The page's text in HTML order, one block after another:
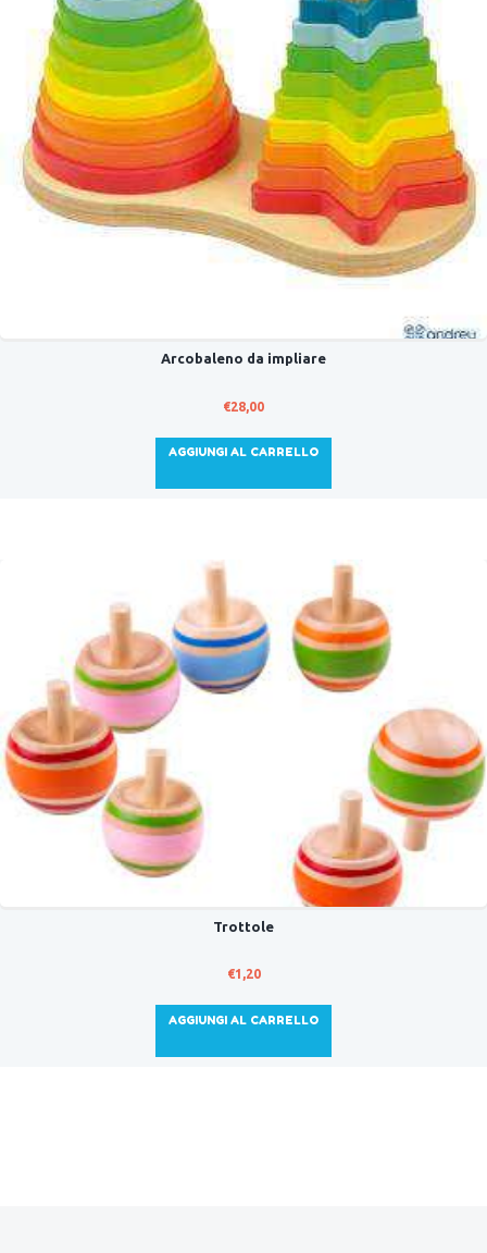
Arcobaleno da impliare
€28,00
AGGIUNGI AL CARRELLO
Trottole
€1,20
AGGIUNGI AL CARRELLO